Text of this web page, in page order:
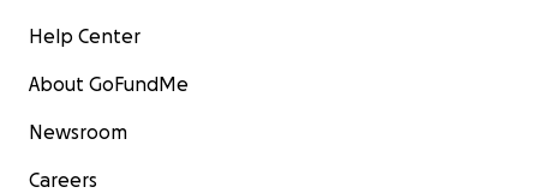
Help Center
About GoFundMe
Newsroom
Careers